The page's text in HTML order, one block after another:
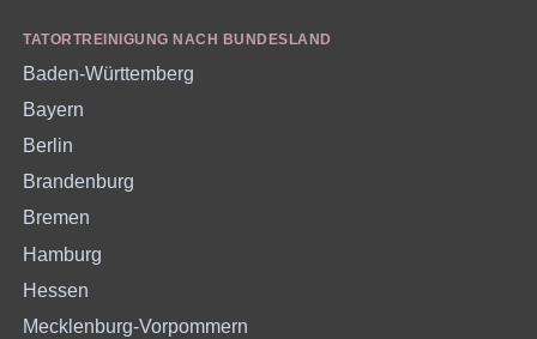
TATORTREINIGUNG NACH BUNDESLAND
Baden-Württemberg
Bayern
Berlin
Brandenburg
Bremen
Hamburg
Hessen
Mecklenburg-Vorpommern